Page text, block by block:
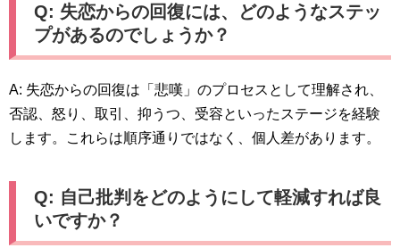
Q: 失恋からの回復には、どのようなステッ
プがあるのでしょうか？
A: 失恋からの回復は「悲嘆」のプロセスとして理解され、
否認、怒り、取引、抑うつ、受容といったステージを経験
します。これらは順序通りではなく、個人差があります。
Q: 自己批判をどのようにして軽減すれば良
いですか？